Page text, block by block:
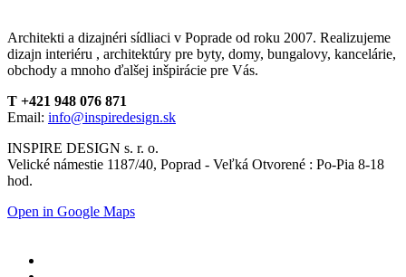
Architekti a dizajnéri sídliaci v Poprade od roku 2007. Realizujeme
dizajn interiéru , architektúry pre byty, domy, bungalovy, kancelárie,
obchody a mnoho ďalšej inšpirácie pre Vás.
T +421 948 076 871
Email: info@inspiredesign.sk
INSPIRE DESIGN s. r. o.
Velické námestie 1187/40, Poprad - Veľká Otvorené : Po-Pia 8-18
hod.
Open in Google Maps